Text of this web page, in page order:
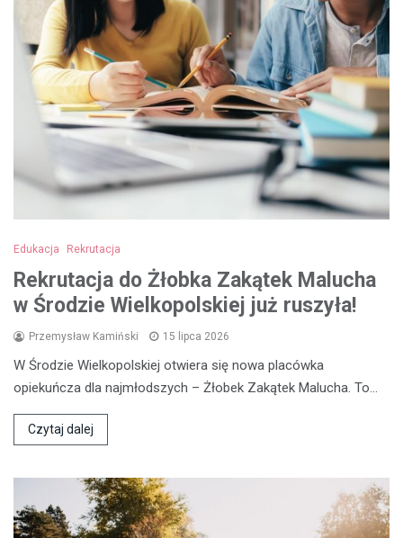
Edukacja Rekrutacja
Rekrutacja do Żłobka Zakątek Malucha
w Środzie Wielkopolskiej już ruszyła!
Przemysław Kamiński 15 lipca 2026
W Środzie Wielkopolskiej otwiera się nowa placówka
opiekuńcza dla najmłodszych – Żłobek Zakątek Malucha. To…
Czytaj dalej